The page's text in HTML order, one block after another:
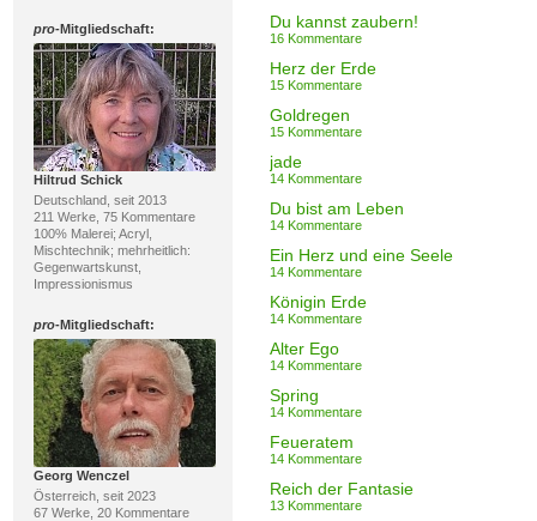
pro-Mitgliedschaft:
Hiltrud Schick
Deutschland, seit 2013
211 Werke, 75 Kommentare
100% Malerei; Acryl,
Mischtechnik; mehrheitlich:
Gegenwartskunst,
Impressionismus
pro-Mitgliedschaft:
Georg Wenczel
Österreich, seit 2023
67 Werke, 20 Kommentare
Du kannst zaubern!
16 Kommentare
Herz der Erde
15 Kommentare
Goldregen
15 Kommentare
jade
14 Kommentare
Du bist am Leben
14 Kommentare
Ein Herz und eine Seele
14 Kommentare
Königin Erde
14 Kommentare
Alter Ego
14 Kommentare
Spring
14 Kommentare
Feueratem
14 Kommentare
Reich der Fantasie
13 Kommentare